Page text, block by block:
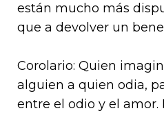
están mucho más
que a devolver un
Corolario: Quien
alguien a quien odia,
entre el odio y el amor.